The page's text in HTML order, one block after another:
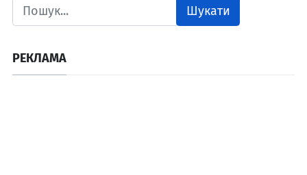
Шукати
РЕКЛАМА